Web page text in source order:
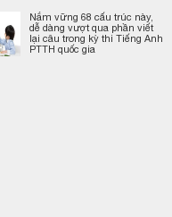
Nắm vững 68 cấu trúc này,
dễ dàng vượt qua phần viết
lại câu trong kỳ thi Tiếng Anh
PTTH quốc gia